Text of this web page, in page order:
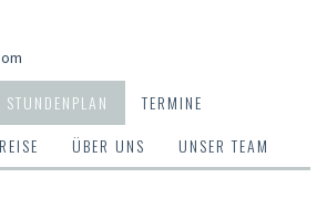
STUNDENPLAN
TERMINE
ÜBER UNS UNSER TEAM